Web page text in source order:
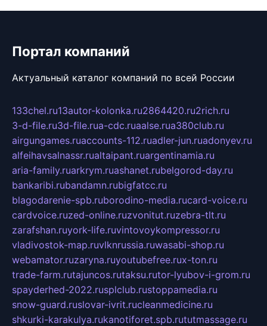
Портал компаний
Актуальный каталог компаний по всей России
133chel.ru13autor-kolonka.ru2864420.ru2rich.ru
3-d-file.ru3d-file.rua-cdc.ruaalse.rua380club.ru
airgungames.ruaccounts-112.ruadler-jun.ruadonyev.ru
alfeihavsalnassr.rualtaipant.ruargentinamia.ru
aria-family.ruarkrym.ruashanet.rubelgorod-day.ru
bankaribi.rubandamn.rubigfatcc.ru
blagodarenie-spb.ruborodino-media.rucard-voice.ru
cardvoice.ruzed-online.ruzvonitut.ruzebra-tlt.ru
zarafshan.ruyork-life.ruvintovoykompressor.ru
vladivostok-map.ruvlknrussia.ruwasabi-shop.ru
webamator.ruzaryna.ruyoutubefree.rux-ton.ru
trade-farm.rutajuncos.rutaksu.rutor-lyubov-i-grom.ru
spayderhed-2022.rusplclub.rustoppamedia.ru
snow-guard.ruslovar-ivrit.rucleanmedicine.ru
shkurki-karakulya.rukanotiforet.spb.rututmassage.ru